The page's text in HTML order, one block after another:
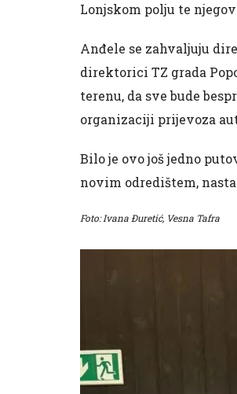
Lonjskom polju te
Anđele se zahvaljuju
direktorici TZ grada
terenu, da sve bude
organizaciji prijevoza
Bilo je ovo još jedno
novim odredištem,
Foto: Ivana Đuretić, Vesna Tafra